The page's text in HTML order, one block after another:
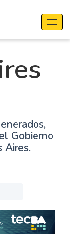
Gobierno
Aires.